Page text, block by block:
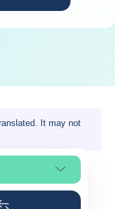
It may not
strani